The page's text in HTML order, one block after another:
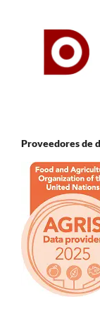
Proveedores de